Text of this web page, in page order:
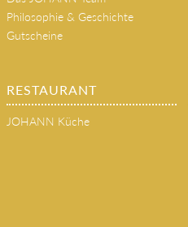
Das JOHANN Team
Philosophie & Geschichte
RESTAURANT